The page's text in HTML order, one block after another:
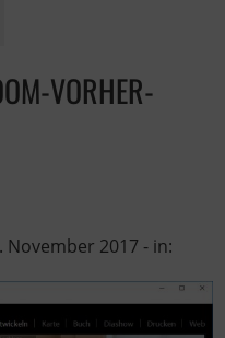
VORHER-
November 2017 - in: